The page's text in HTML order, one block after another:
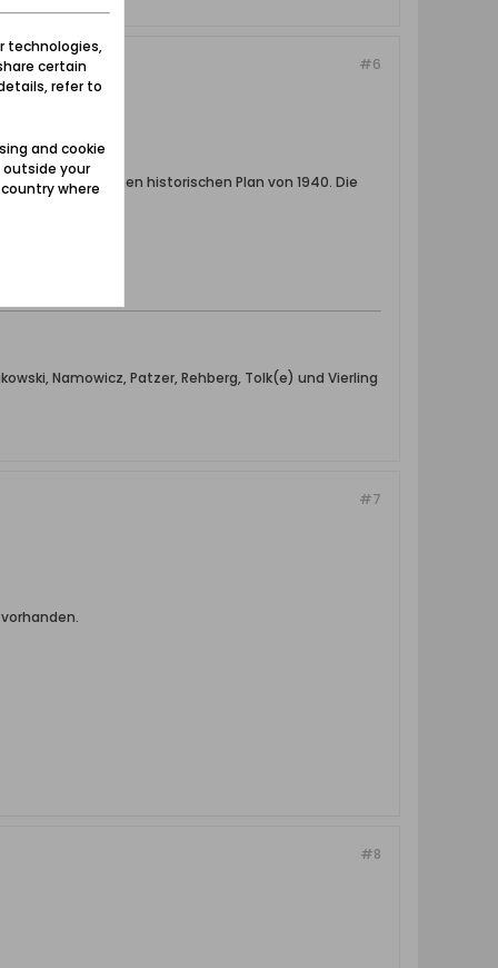
#6
aber auch einen historischen Plan von 1940. Die
Namowicz, Patzer, Rehberg, Tolk(e) und Vierling
#7
#8
technologies,
certain
refer to
and cookie
your
where